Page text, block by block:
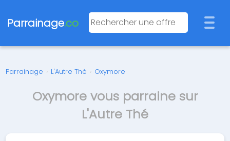
Parrainage.co
Parrainage › L'Autre Thé › Oxymore
Oxymore vous parraine sur
L'Autre Thé